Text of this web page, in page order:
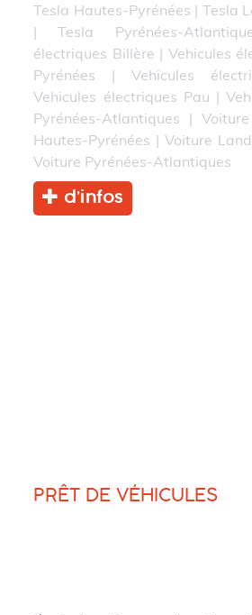
Tesla Hautes-Pyrénées | Tesla
|Tesla Pyrénées-
électriques Billère | Vehicules
Pyrénées |Vehicules
Vehicules électriques Pau |
Pyrénées-Atlantiques |
Hautes-Pyrénées |Voiture
Voiture Pyrénées-Atlantiques
d’infos
PRÊT DE VÉHICULES